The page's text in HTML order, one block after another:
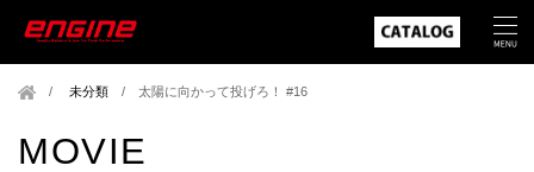
未分類 /太陽に向かって投げろ！ #16
MOVIE